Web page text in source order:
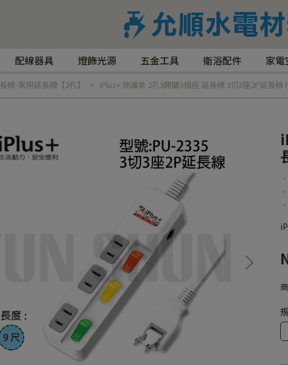
配線器具 燈飾光源 五金工具 衛浴配件 家電
線-家用延長線【2孔】 iPlus+ 保護傘 2孔3開關3插座 延長線 3切3座2P延長線